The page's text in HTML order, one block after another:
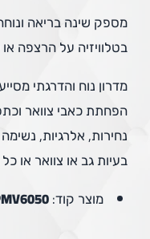
מספק שינה בריאה
בטלוויזיה על הרצפה
מדרון נוח והדרגתי
הפחתת כאבי צוואר
נחירות, אלרגיות,
בעיות גב או צוואר או
מוצר קוד: